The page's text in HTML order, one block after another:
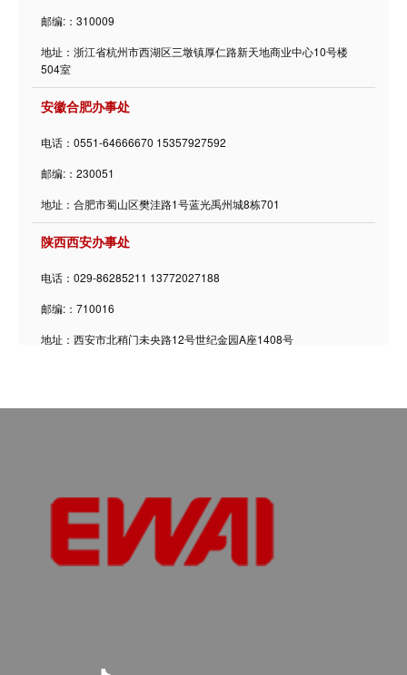
邮编:：310009
地址：浙江省杭州市西湖区三墩镇厚仁路新天地商业中心10号楼
504室
安徽合肥办事处
电话：0551-64666670 15357927592
邮编:：230051
地址：合肥市蜀山区樊洼路1号蓝光禹州城8栋701
陕西西安办事处
电话：029-86285211 13772027188
邮编:：710016
地址：西安市北稍门未央路12号世纪金园A座1408号
电话：0971-821913213903358133
甘肃兰州办事处
电话：0931-2233594
13903358133